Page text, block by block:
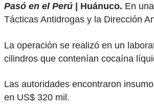
Pasó en el Perú | Huánuco. En
Tácticas Antidrogas y la Dirección
La operación se realizó en un
cilindros que contenían cocaína
Las autoridades encontraron
en US$ 320 mil.